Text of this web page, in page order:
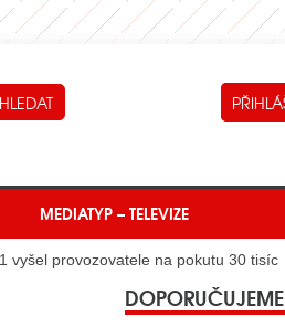
MEDIATYP – TELEVIZE
vyšel provozovatele na pokutu 30 tisíc
DOPORUČUJEME